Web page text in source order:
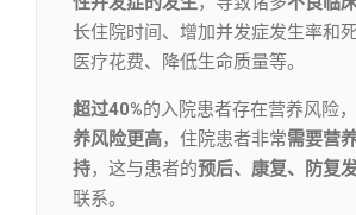
长住院时间、增加并发症发生率和
医疗花费、降低生命质量等。
超过40%的入院患者存在营养风险
养风险更高，住院患者非常需要营
持，这与患者的预后、康复、防复
联系。